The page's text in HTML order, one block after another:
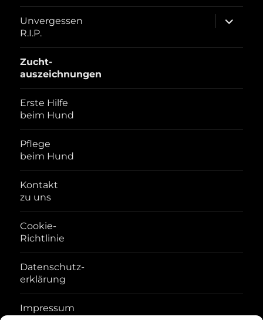
Unvergessen
R.I.P.
öffnen
Zucht-
auszeichnungen
Erste Hilfe
beim Hund
Pflege
beim Hund
Kontakt
zu uns
Cookie-
Richtlinie
Datenschutz-
erklärung
Impressum